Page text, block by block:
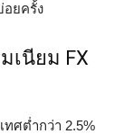
ยครั้ง
เนียม FX
ทศต่ำกว่า 2.5%